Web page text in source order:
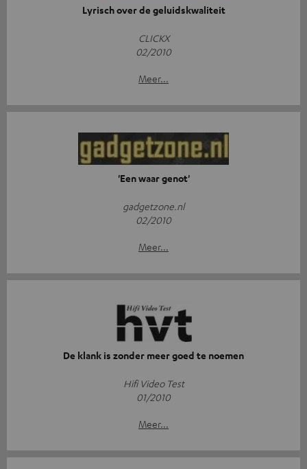
Lyrisch over de geluidskwaliteit
CLICKX
02/2010
Meer...
'Een waar genot'
gadgetzone.nl
02/2010
Meer...
De klank is zonder meer goed te noemen
Hifi Video Test
01/2010
Meer...